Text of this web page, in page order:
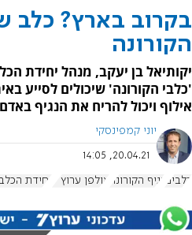
בקרוב בארץ? כלב
הקורונה
'כלבי הקורונה' שיכולים לסייע
אילוף ויכול להריח את הנגיף באדם תוך 5
יוני קמפינסקי
20.04.21, 14:05
כלבים נגיף הקורונה אולפן ערוץ 7 יחידת